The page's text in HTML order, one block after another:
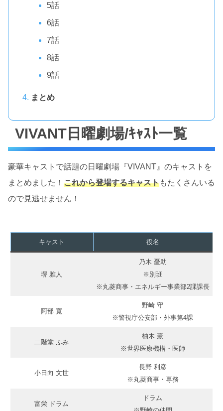
5話
6話
7話
8話
9話
まとめ
VIVANT日曜劇場/ｷｬｽﾄ一覧
豪華キャストで話題の日曜劇場『VIVANT』のキャストを
まとめました！ これから登場するキャストもたくさんいる
ので見逃せません！
キャスト 役名
堺 雅人
乃木 憂助
※別班
※丸菱商事・エネルギー事業部2課課長
阿部 寛
野崎 守
※警視庁公安部・外事第4課
二階堂 ふみ
柚木 薫
※世界医療機構・医師
小日向 文世
長野 利彦
※丸菱商事・専務
富栄 ドラム
ドラム